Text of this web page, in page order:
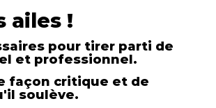
ailes !
pour tirer parti de
et professionnel.
façon critique et de
soulève.